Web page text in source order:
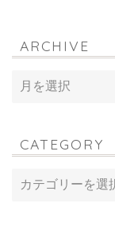
ARCHIVE
CATEGORY